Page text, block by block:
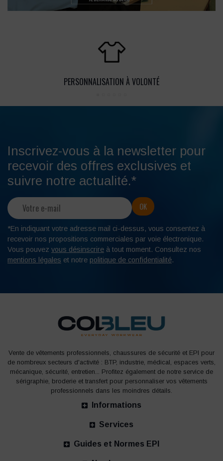
PERSONNALISATION À VOLONTÉ
Inscrivez-vous à la newsletter pour
recevoir des offres exclusives et
suivre notre actualité.*
*En indiquant votre adresse mail ci-dessus, vous consentez à
recevoir nos propositions commerciales par voie électronique.
Vous pouvez vous désinscrire à tout moment. Consultez nos
mentions légales et notre politique de confidentialité.
Vente de vêtements professionnels, chaussures de sécurité et EPI pour
de nombreux secteurs d'activité : BTP, industrie, médical, espaces verts,
mécanique, sécurité, entretien... Profitez également de notre service de
sérigraphie, broderie et transfert pour personnaliser vos vêtements
professionnels dans les moindres détails.
Informations
Services
Guides et Normes EPI